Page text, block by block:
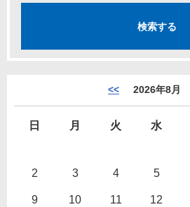
<< 2026年8月
日 月 火 水
2 3 4 5
9 10 11 12